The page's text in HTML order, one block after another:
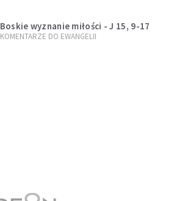
Boskie wyznanie miłości - J 15, 9-17
KOMENTARZE DO EWANGELII